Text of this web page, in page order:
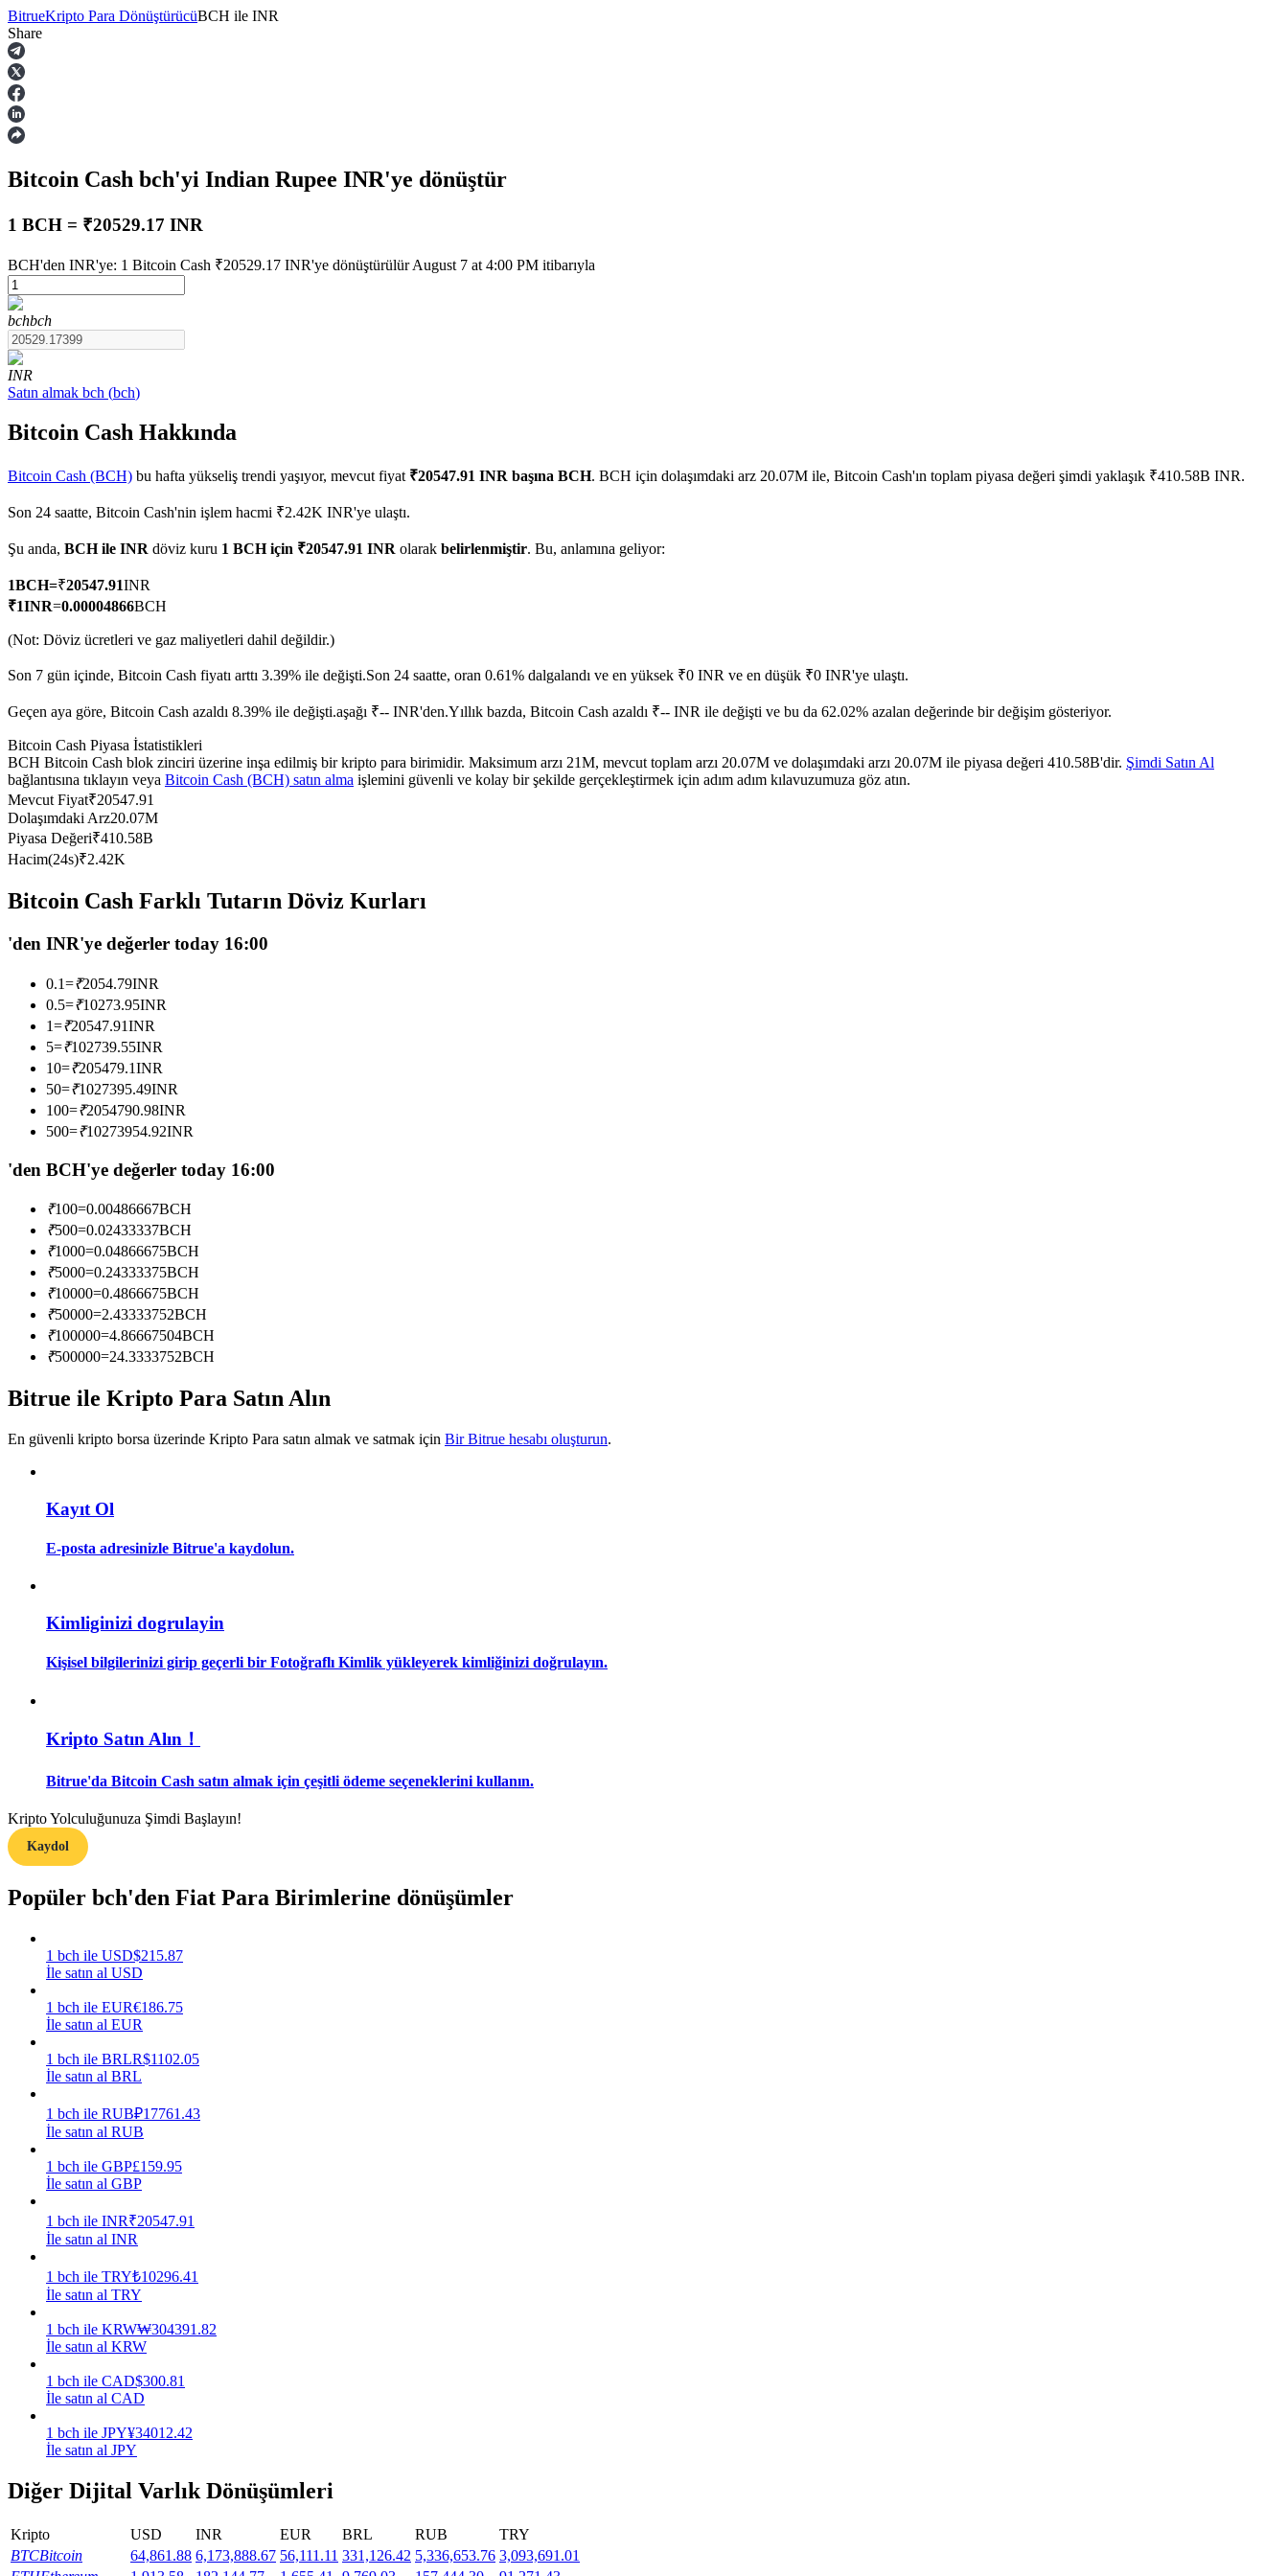
Vadeli İşlemler
Teminat olarak USDT kullanan vadeli işlemler
COIN-M Vadeli İşlemleri
Kripto Para Vadeli İşlemleri
Hisse senetleri, döviz, değerli metaller ve emtia türevleri
USDC Vadeli İşlemleri
Kopya Ticaret
En iyi traderlarla güçlerinizi birleştirin
Kopya Tüccarı Olun
Kâr paylaşımı ve kopya ticaret komisyonlarının tadını çıkarın
Vadeli İşlemler Başlangıç Kılavuzu
Nasıl kârlı kalabileceğinizi öğrenin
Kazan
Power Piggy
BitrueKripto Para DönüştürücüBCH ile INR
Share
Bitcoin Cash bch'yi Indian Rupee INR'ye dönüştür
1 BCH = ₹20529.17 INR
BCH'den INR'ye: 1 Bitcoin Cash ₹20529.17 INR'ye dönüştürülür August 7 at 4:00 PM itibarıyla
bchbch
INR
Satın almak bch (bch)
Bitcoin Cash Hakkında
Bitcoin Cash (BCH) bu hafta yükseliş trendi yaşıyor, mevcut fiyat ₹20547.91 INR başına BCH. BCH için dolaşımdaki arz 20.07M ile, Bitcoin Cash'ın toplam piyasa değeri şimdi yaklaşık ₹410.58B INR.
Son 24 saatte, Bitcoin Cash'nin işlem hacmi ₹2.42K INR'ye ulaştı.
Şu anda, BCH ile INR döviz kuru 1 BCH için ₹20547.91 INR olarak belirlenmiştir. Bu, anlamına geliyor:
1BCH=₹20547.91INR
₹1INR=0.00004866BCH
(Not: Döviz ücretleri ve gaz maliyetleri dahil değildir.)
Son 7 gün içinde, Bitcoin Cash fiyatı arttı 3.39% ile değişti.Son 24 saatte, oran 0.61% dalgalandı ve en yüksek ₹0 INR ve en düşük ₹0 INR'ye ulaştı.
Geçen aya göre, Bitcoin Cash azaldı 8.39% ile değişti.aşağı ₹-- INR'den.Yıllık bazda, Bitcoin Cash azaldı ₹-- INR ile değişti ve bu da 62.02% azalan değerinde bir değişim gösteriyor.
Bitcoin Cash Piyasa İstatistikleri
BCH Bitcoin Cash blok zinciri üzerine inşa edilmiş bir kripto para birimidir. Maksimum arzı 21M, mevcut toplam arzı 20.07M ve dolaşımdaki arzı 20.07M ile piyasa değeri 410.58B'dir. Şimdi Satın Al
bağlantısına tıklayın veya Bitcoin Cash (BCH) satın alma işlemini güvenli ve kolay bir şekilde gerçekleştirmek için adım adım kılavuzumuza göz atın.
Mevcut Fiyat₹20547.91
Dolaşımdaki Arz20.07M
Piyasa Değeri₹410.58B
Hacim(24s)₹2.42K
Bitcoin Cash Farklı Tutarın Döviz Kurları
'den INR'ye değerler today 16:00
0.1=₹2054.79INR
0.5=₹10273.95INR
1=₹20547.91INR
5=₹102739.55INR
10=₹205479.1INR
50=₹1027395.49INR
100=₹2054790.98INR
500=₹10273954.92INR
'den BCH'ye değerler today 16:00
₹100=0.00486667BCH
₹500=0.02433337BCH
₹1000=0.04866675BCH
₹5000=0.24333375BCH
₹10000=0.4866675BCH
₹50000=2.43333752BCH
₹100000=4.86667504BCH
₹500000=24.3333752BCH
Bitrue ile Kripto Para Satın Alın
En güvenli kripto borsa üzerinde Kripto Para satın almak ve satmak için Bir Bitrue hesabı oluşturun.
Kayıt Ol
E-posta adresinizle Bitrue'a kaydolun.
Kimliginizi dogrulayin
Kişisel bilgilerinizi girip geçerli bir Fotoğraflı Kimlik yükleyerek kimliğinizi doğrulayın.
Kripto Satın Alın！
Bitrue'da Bitcoin Cash satın almak için çeşitli ödeme seçeneklerini kullanın.
Kripto Yolculuğunuza Şimdi Başlayın!
Kaydol
Popüler bch'den Fiat Para Birimlerine dönüşümler
1 bch ile USD$215.87
İle satın al USD
1 bch ile EUR€186.75
İle satın al EUR
1 bch ile BRLR$1102.05
İle satın al BRL
1 bch ile RUB₽17761.43
İle satın al RUB
1 bch ile GBP£159.95
İle satın al GBP
1 bch ile INR₹20547.91
İle satın al INR
1 bch ile TRY₺10296.41
İle satın al TRY
1 bch ile KRW₩304391.82
İle satın al KRW
1 bch ile CAD$300.81
İle satın al CAD
1 bch ile JPY¥34012.42
İle satın al JPY
Diğer Dijital Varlık Dönüşümleri
Kripto USD INR EUR BRL RUB
TRY
BTCBitcoin 64,861.88 6,173,888.67 56,111.11 331,126.42 5,336,653.76 3,093,691.01